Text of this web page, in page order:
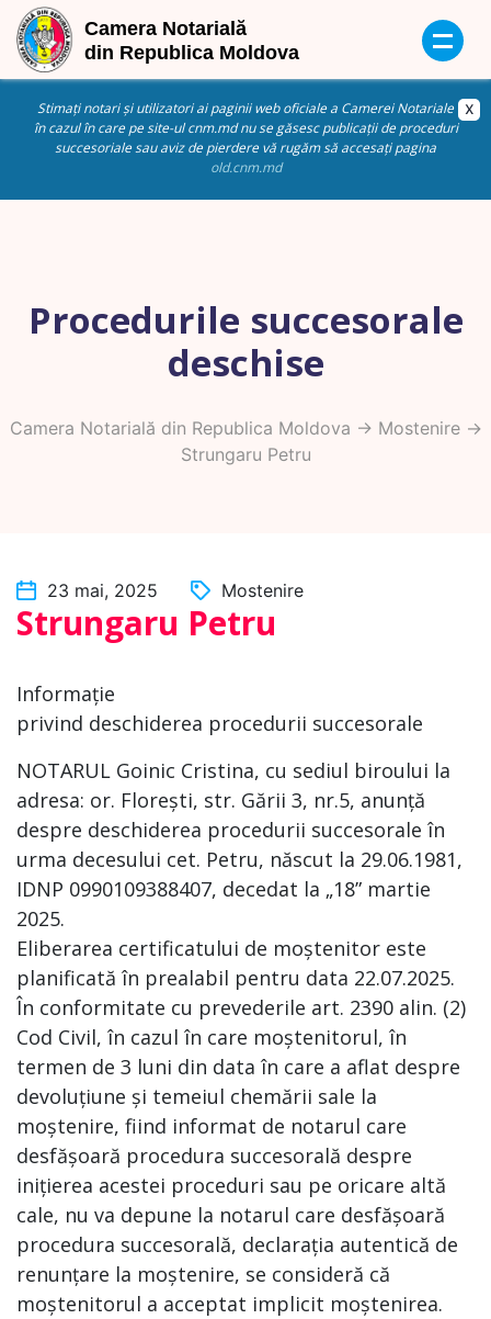
Stimați notari și utilizatori ai paginii web oficiale a Camerei Notariale
în cazul în care pe site-ul cnm.md nu se găsesc publicații de proceduri
succesoriale sau aviz de pierdere vă rugăm să accesați pagina
old.cnm.md
Procedurile succesorale
deschise
Camera Notarială din Republica Moldova -> Mostenire->
Strungaru Petru
23 mai, 2025 Mostenire
Strungaru Petru
Informație
privind deschiderea procedurii succesorale
NOTARUL Goinic Cristina, cu sediul biroului la
adresa: or. Florești, str. Gării 3, nr.5, anunță
despre deschiderea procedurii succesorale în
urma decesului cet. Petru, născut la 29.06.1981,
IDNP 0990109388407, decedat la „18” martie
2025.
Eliberarea certificatului de moștenitor este
planificată în prealabil pentru data 22.07.2025.
În conformitate cu prevederile art. 2390 alin. (2)
Cod Civil, în cazul în care moștenitorul, în
termen de 3 luni din data în care a aflat despre
devoluțiune și temeiul chemării sale la
moștenire, fiind informat de notarul care
desfășoară procedura succesorală despre
inițierea acestei proceduri sau pe oricare altă
cale, nu va depune la notarul care desfășoară
procedura succesorală, declarația autentică de
renunțare la moștenire, se consideră că
moștenitorul a acceptat implicit moștenirea.